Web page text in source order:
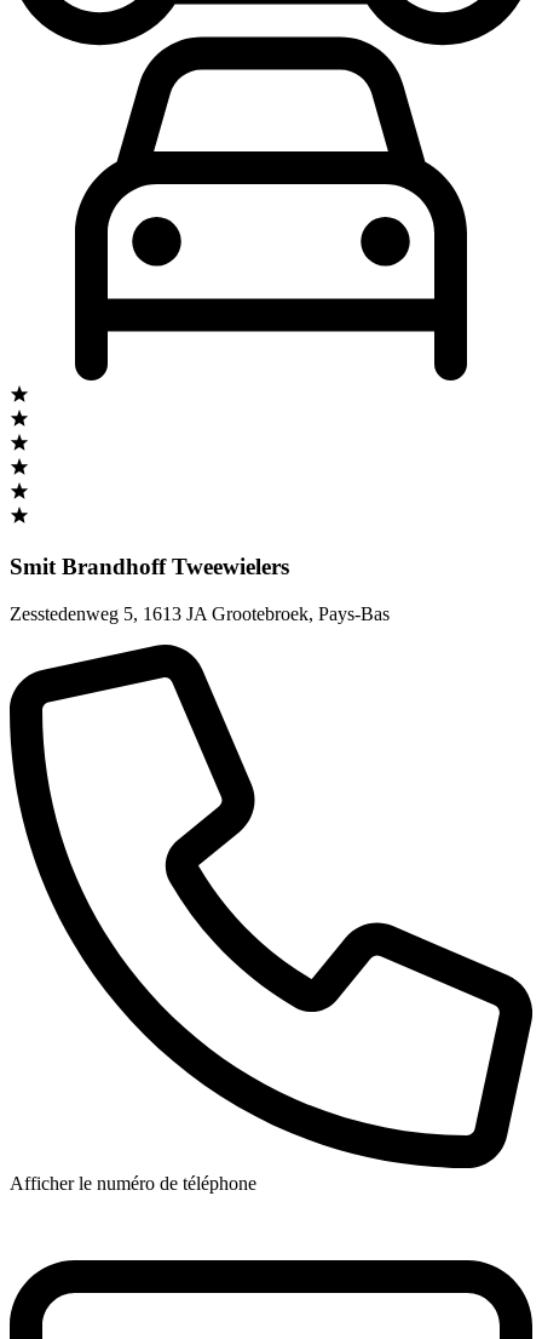
Smit Brandhoff Tweewielers
Zesstedenweg 5, 1613 JA Grootebroek, Pays-Bas
Afficher le numéro de téléphone